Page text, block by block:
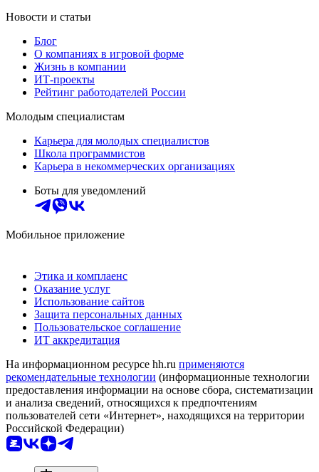
Новости и статьи
Блог
О компаниях в игровой форме
Жизнь в компании
ИТ-проекты
Рейтинг работодателей России
Молодым специалистам
Карьера для молодых специалистов
Школа программистов
Карьера в некоммерческих организациях
Боты для уведомлений
Мобильное приложение
Этика и комплаенс
Оказание услуг
Использование сайтов
Защита персональных данных
Пользовательское соглашение
ИТ аккредитация
На информационном ресурсе hh.ru применяются
рекомендательные технологии (информационные технологии
предоставления информации на основе сбора, систематизации
и анализа сведений, относящихся к предпочтениям
пользователей сети «Интернет», находящихся на территории
Российской Федерации)